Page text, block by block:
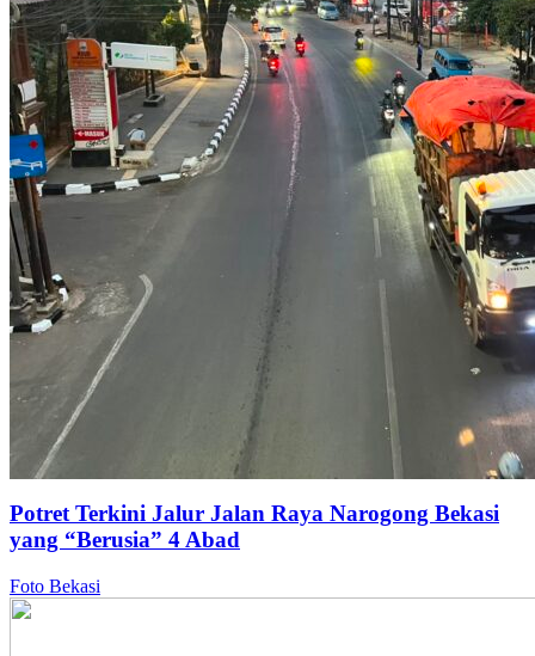
Potret Terkini Jalur Jalan Raya Narogong Bekasi
yang “Berusia” 4 Abad
Foto Bekasi